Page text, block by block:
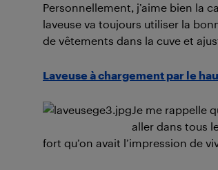
Personnellement, j’aime bien la
laveuse va toujours utiliser la
de vêtements dans la cuve et
Laveuse à chargement par le
Je me rappelle
aller dans tous
fort qu’on avait l’impression de